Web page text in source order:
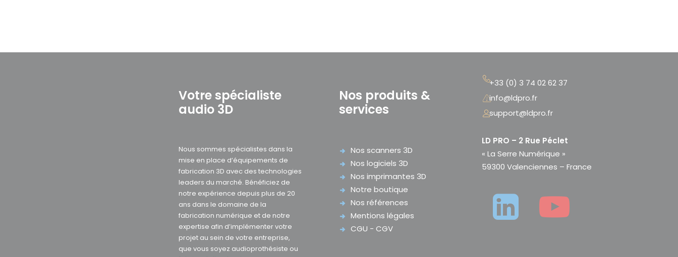
Votre spécialiste
audio 3D
Nous sommes spécialistes dans la
mise en place d’équipements de
fabrication 3D avec des technologies
leaders du marché. Bénéficiez de
notre expérience depuis plus de 20
ans dans le domaine de la
fabrication numérique et de notre
expertise afin d’implémenter votre
projet au sein de votre entreprise,
que vous soyez audioprothésiste ou
Nos produits &
services
Nos scanners 3D
Nos logiciels 3D
Nos imprimantes 3D
Notre boutique
Nos références
Mentions légales
CGU - CGV
+33 (0) 3 74 02 62 37
info@ldpro.fr
support@ldpro.fr
LD PRO – 2 Rue Péclet
« La Serre Numérique »
59300 Valenciennes – France